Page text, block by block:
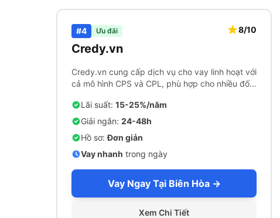
#4 Ưu đãi
Credy.vn
8/10
Credy.vn cung cấp dịch vụ cho vay linh hoạt với
cả mô hình CPS và CPL, phù hợp cho nhiều đối
Lãi suất: 15-25%/năm
Giải ngân: 24-48h
Hồ sơ:Đơn giản
Vay nhanh trong ngày
Vay Ngay Tại Biên Hòa →
Xem Chi Tiết